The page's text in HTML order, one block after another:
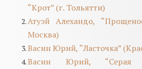
“Крот” (г. Тольятти)
Атуэй Алехандо,
Москва)
Васин Юрий, “Ласточка”
Васин Юрий, “Серая